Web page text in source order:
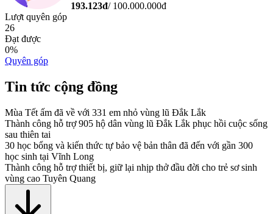
193.123đ/ 100.000.000đ
Lượt quyên góp
26
Đạt được
0%
Quyên góp
Tin tức cộng đồng
Mùa Tết ấm đã về với 331 em nhỏ vùng lũ Đắk Lắk
Thành công hỗ trợ 905 hộ dân vùng lũ Đắk Lắk phục hồi cuộc sống
sau thiên tai
30 học bổng và kiến thức tự bảo vệ bản thân đã đến với gần 300
học sinh tại Vĩnh Long
Thành công hỗ trợ thiết bị, giữ lại nhịp thở đầu đời cho trẻ sơ sinh
vùng cao Tuyên Quang